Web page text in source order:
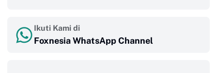
Ikuti Kami di
Foxnesia WhatsApp Channel